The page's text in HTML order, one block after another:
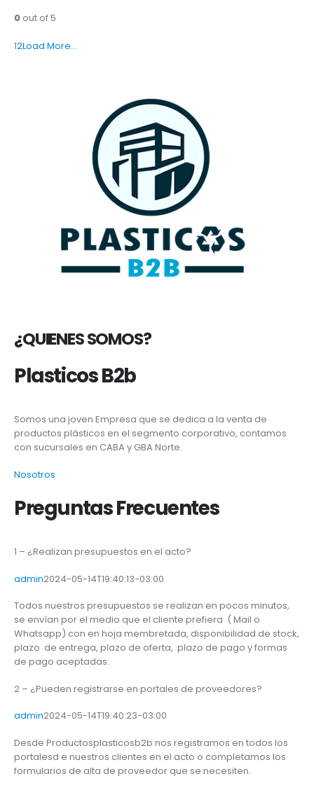
0 out of 5
12Load More…
¿QUIENES SOMOS?
Plasticos B2b
Somos una joven Empresa que se dedica a la venta de
productos plásticos en el segmento corporativo, contamos
con sucursales en CABA y GBA Norte.
Nosotros
Preguntas Frecuentes
1 – ¿Realizan presupuestos en el acto?
admin2024-05-14T19:40:13-03:00
Todos nuestros presupuestos se realizan en pocos minutos,
se envían por el medio que el cliente prefiera ( Mail o
Whatsapp) con en hoja membretada, disponibilidad de stock,
plazo de entrega, plazo de oferta, plazo de pago y formas
de pago aceptadas.
2 – ¿Pueden registrarse en portales de proveedores?
admin2024-05-14T19:40:23-03:00
Desde Productosplasticosb2b nos registramos en todos los
portalesd e nuestros clientes en el acto o completamos los
formularios de alta de proveedor que se necesiten.